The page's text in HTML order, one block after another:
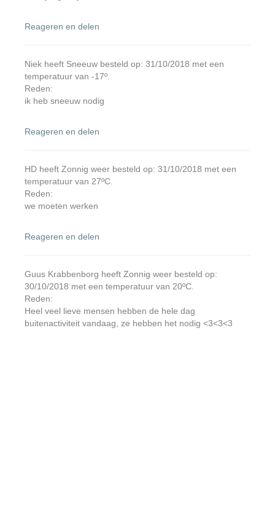
Reageren en delen
Niek heeft Sneeuw besteld op: 31/10/2018 met een
temperatuur van -17º.
Reden:
ik heb sneeuw nodig
Reageren en delen
HD heeft Zonnig weer besteld op: 31/10/2018 met een
temperatuur van 27ºC.
Reden:
we moeten werken
Reageren en delen
Guus Krabbenborg heeft Zonnig weer besteld op:
30/10/2018 met een temperatuur van 20ºC.
Reden:
Heel veel lieve mensen hebben de hele dag
buitenactiviteit vandaag, ze hebben het nodig <3<3<3